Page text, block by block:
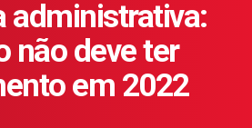
administrativa:
não deve ter
em 2022